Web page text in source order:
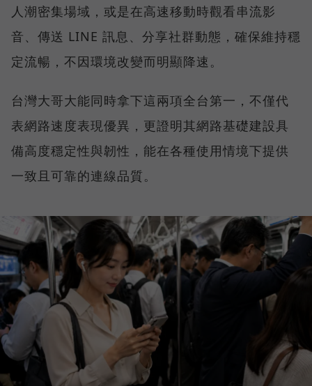
人潮密集場域，或是在高速移動時觀看串流影
音、傳送 LINE 訊息、分享社群動態，確保維持穩
定流暢，不因環境改變而明顯降速。
台灣大哥大能同時拿下這兩項全台第一，不僅代
表網路速度表現優異，更證明其網路基礎建設具
備高度穩定性與韌性，能在各種使用情境下提供
一致且可靠的連線品質。